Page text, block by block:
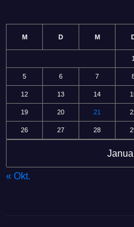
M D M
1
5 6 7
12 13 14
19 20 21
26 27 28
« Okt.